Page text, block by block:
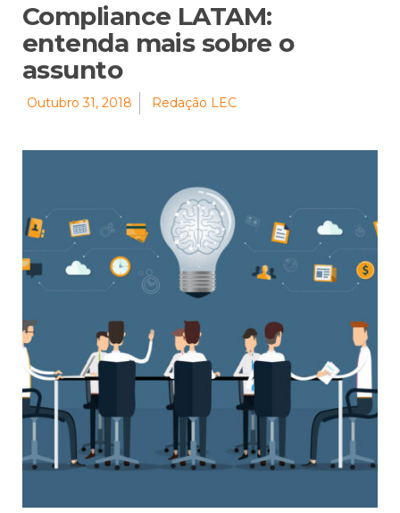
Compliance LATAM:
entenda mais sobre o
assunto
Outubro 31, 2018 Redação LEC